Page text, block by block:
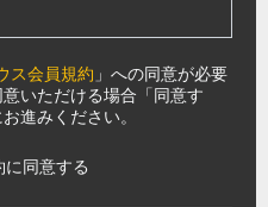
ス会員規約 」への同意が必要
いただける場合「同意す
進みください。
に同意する